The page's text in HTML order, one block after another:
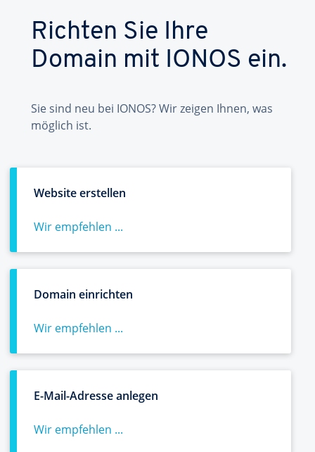
Richten Sie Ihre
Domain mit IONOS ein.
Sie sind neu bei IONOS? Wir zeigen Ihnen, was
möglich ist.
Website erstellen
Wir empfehlen ...
Domain einrichten
Wir empfehlen ...
E-Mail-Adresse anlegen
Wir empfehlen ...